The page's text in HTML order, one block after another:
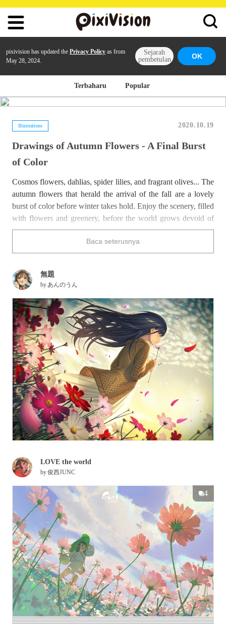
pixivision has updated the Privacy Policy as from
May 28, 2024.
Sejarah
pembetulan
OK
Terbaharu Popular
Illustrations 2020.10.19
Drawings of Autumn Flowers - A Final Burst
of Color
Cosmos flowers, dahlias, spider lilies, and fragrant olives... The
autumn flowers that herald the arrival of the fall are a lovely
burst of color before winter takes hold. Enjoy the scenery, filled
with flowers and greenery, before the world grows devoid of
life for a season.
What’s your favorite autumn flower?
Baca seterusnya
無題
byあんのうん
LOVE the world
by俊西JUNC
4